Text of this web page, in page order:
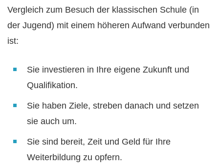
Vergleich zum Besuch der klassischen Schule (in
der Jugend) mit einem höheren Aufwand verbunden
ist:
Sie investieren in Ihre eigene Zukunft und
Qualifikation.
Sie haben Ziele, streben danach und setzen
sie auch um.
Sie sind bereit, Zeit und Geld für Ihre
Weiterbildung zu opfern.